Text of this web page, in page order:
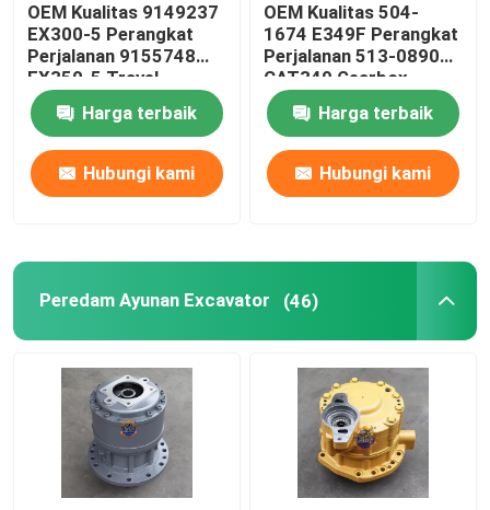
OEM Kualitas 9149237
EX300-5 Perangkat
Perjalanan 9155748
EX350-5 Travel
Gearbox
Harga terbaik
Hubungi kami
OEM Kualitas 504-
1674 E349F Perangkat
Perjalanan 513-0890
CAT349 Gearbox
Perjalanan
Harga terbaik
Hubungi kami
Peredam Ayunan Excavator (46)